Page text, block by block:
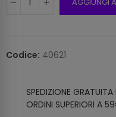
Codice: 40621
SPEDIZIONE GRATUITA
ORDINI SUPERIORI A